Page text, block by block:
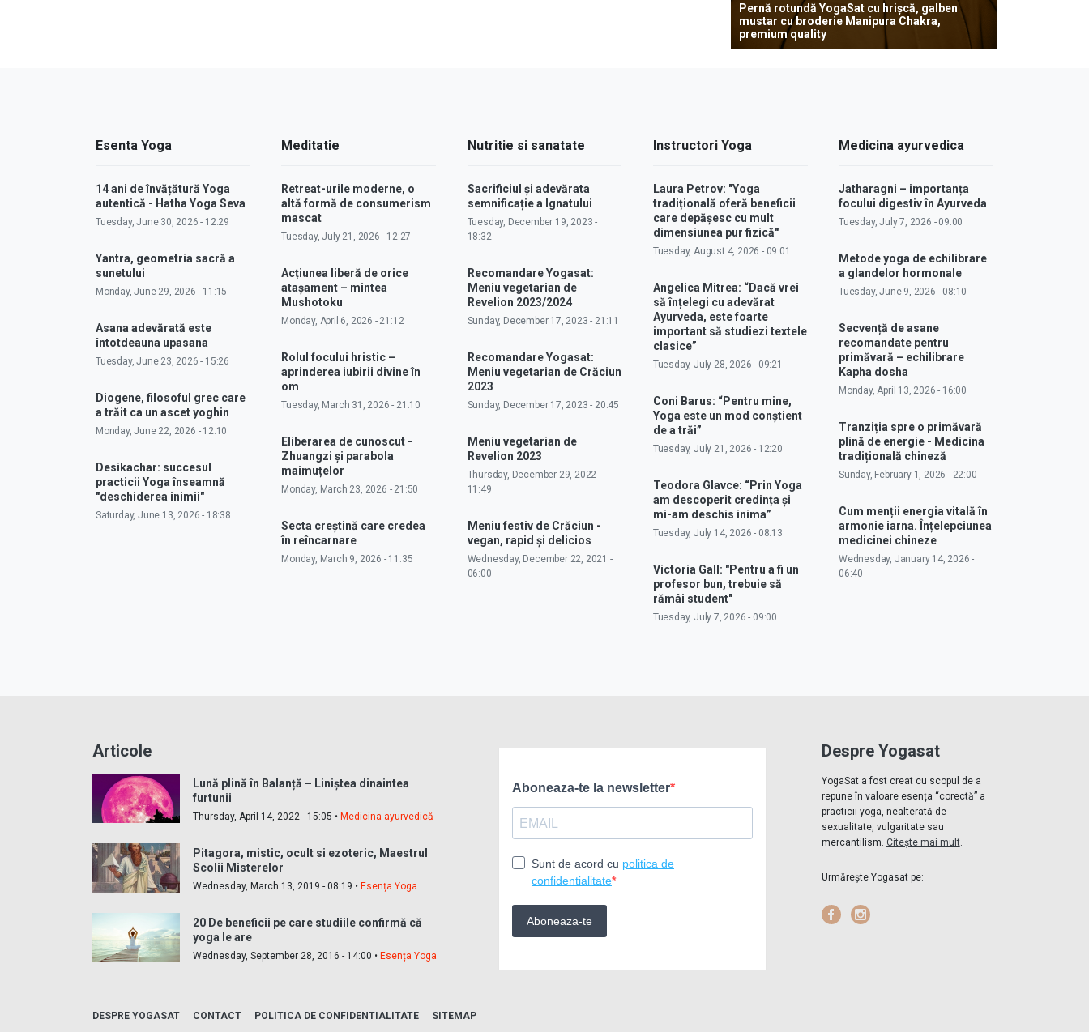
Pernă rotundă YogaSat cu hrișcă, galben
mustar cu broderie Manipura Chakra,
premium quality
Esenta Yoga
14 ani de învățătură Yoga
autentică - Hatha Yoga Seva
Tuesday, June 30, 2026 - 12:29
Yantra, geometria sacră a
sunetului
Monday, June 29, 2026 - 11:15
Asana adevărată este
întotdeauna upasana
Tuesday, June 23, 2026 - 15:26
Diogene, filosoful grec care
a trăit ca un ascet yoghin
Monday, June 22, 2026 - 12:10
Desikachar: succesul
practicii Yoga înseamnă
"deschiderea inimii"
Saturday, June 13, 2026 - 18:38
Meditatie
Retreat-urile moderne, o
altă formă de consumerism
mascat
Tuesday, July 21, 2026 - 12:27
Acțiunea liberă de orice
atașament – mintea
Mushotoku
Monday, April 6, 2026 - 21:12
Rolul focului hristic –
aprinderea iubirii divine în
om
Tuesday, March 31, 2026 - 21:10
Eliberarea de cunoscut -
Zhuangzi și parabola
maimuțelor
Monday, March 23, 2026 - 21:50
Secta creștină care credea
în reîncarnare
Monday, March 9, 2026 - 11:35
Nutritie si sanatate
Sacrificiul și adevărata
semnificație a Ignatului
Tuesday, December 19, 2023 -
18:32
Recomandare Yogasat:
Meniu vegetarian de
Revelion 2023/2024
Sunday, December 17, 2023 - 21:11
Recomandare Yogasat:
Meniu vegetarian de Crăciun
2023
Sunday, December 17, 2023 - 20:45
Meniu vegetarian de
Revelion 2023
Thursday, December 29, 2022 -
11:49
Meniu festiv de Crăciun -
vegan, rapid și delicios
Wednesday, December 22, 2021 -
06:00
Instructori Yoga
Laura Petrov: "Yoga
tradițională oferă beneficii
care depășesc cu mult
dimensiunea pur fizică"
Tuesday, August 4, 2026 - 09:01
Angelica Mitrea: “Dacă vrei
să înțelegi cu adevărat
Ayurveda, este foarte
important să studiezi textele
clasice”
Tuesday, July 28, 2026 - 09:21
Coni Barus: “Pentru mine,
Yoga este un mod conștient
de a trăi”
Tuesday, July 21, 2026 - 12:20
Teodora Glavce: “Prin Yoga
am descoperit credința și
mi-am deschis inima”
Tuesday, July 14, 2026 - 08:13
Victoria Gall: "Pentru a fi un
profesor bun, trebuie să
rămâi student"
Tuesday, July 7, 2026 - 09:00
Medicina ayurvedica
Jatharagni – importanța
focului digestiv în Ayurveda
Tuesday, July 7, 2026 - 09:00
Metode yoga de echilibrare
a glandelor hormonale
Tuesday, June 9, 2026 - 08:10
Secvență de asane
recomandate pentru
primăvară – echilibrare
Kapha dosha
Monday, April 13, 2026 - 16:00
Tranziția spre o primăvară
plină de energie - Medicina
tradițională chineză
Sunday, February 1, 2026 - 22:00
Cum menții energia vitală în
armonie iarna. Înțelepciunea
medicinei chineze
Wednesday, January 14, 2026 -
06:40
Articole
Lună plină în Balanță – Liniștea dinaintea
furtunii
Thursday, April 14, 2022 - 15:05 •Medicina ayurvedică
Pitagora, mistic, ocult si ezoteric, Maestrul
Scolii Misterelor
Wednesday, March 13, 2019 - 08:19 •Esența Yoga
20 De beneficii pe care studiile confirmă că
yoga le are
Wednesday, September 28, 2016 - 14:00 •Esența Yoga
Despre Yogasat
YogaSat a fost creat cu scopul de a
repune în valoare esența “corectă” a
practicii yoga, nealterată de
sexualitate, vulgaritate sau
mercantilism. Citește mai mult.
Urmărește Yogasat pe:
FacebookInstagram
DESPRE YOGASAT CONTACT POLITICA DE CONFIDENTIALITATE
SITEMAP